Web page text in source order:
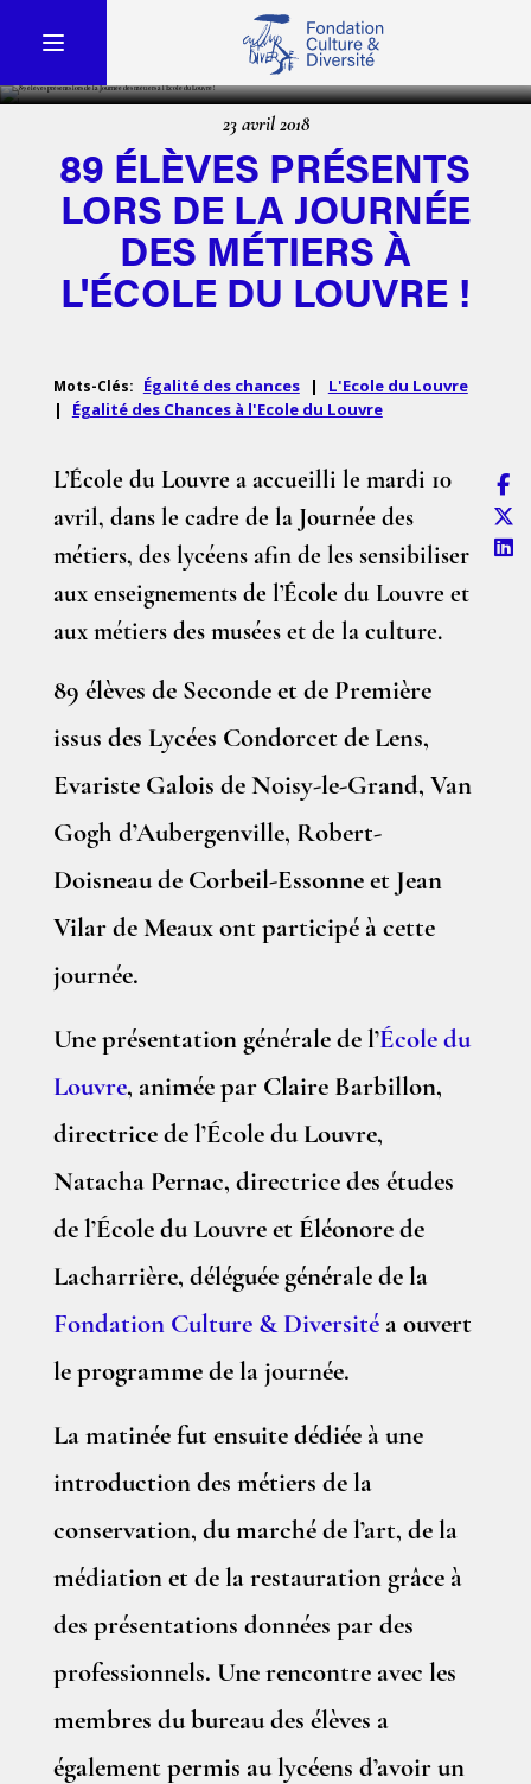
23 avril 2018
89 ÉLÈVES PRÉSENTS
LORS DE LA JOURNÉE
DES MÉTIERS À
L'ÉCOLE DU LOUVRE !
Mots-Clés: Égalité des chances |
L'Ecole du Louvre
|
Égalité des Chances à l'Ecole du Louvre
L’École du Louvre a accueilli le mardi 10
avril, dans le cadre de la Journée des
métiers, des lycéens afin de les sensibiliser
aux enseignements de l’École du Louvre et
aux métiers des musées et de la culture.
89 élèves de Seconde et de Première
issus des Lycées Condorcet de Lens,
Evariste Galois de Noisy-le-Grand, Van
Gogh d’Aubergenville, Robert-
Doisneau de Corbeil-Essonne et Jean
Vilar de Meaux ont participé à cette
journée.
Une présentation générale de l’École du
Louvre, animée par Claire Barbillon,
directrice de l’École du Louvre,
Natacha Pernac, directrice des études
de l’École du Louvre et Éléonore de
Lacharrière, déléguée générale de la
Fondation Culture & Diversitéa ouvert
le programme de la journée.
La matinée fut ensuite dédiée à une
introduction des métiers de la
conservation, du marché de l’art, de la
médiation et de la restauration grâce à
des présentations données par des
professionnels. Une rencontre avec les
membres du bureau des élèves a
également permis au lycéens d’avoir un